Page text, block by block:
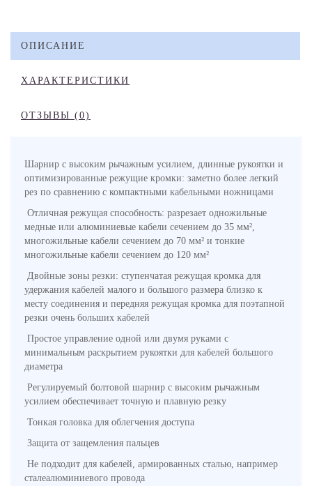
ОПИСАНИЕ
ХАРАКТЕРИСТИКИ
ОТЗЫВЫ (0)
Шарнир с высоким рычажным усилием, длинные рукоятки и
оптимизированные режущие кромки: заметно более легкий
рез по сравнению с компактными кабельными ножницами
Отличная режущая способность: разрезает одножильные
медные или алюминиевые кабели сечением до 35 мм²,
многожильные кабели сечением до 70 мм² и тонкие
многожильные кабели сечением до 120 мм²
Двойные зоны резки: ступенчатая режущая кромка для
удержания кабелей малого и большого размера близко к
месту соединения и передняя режущая кромка для поэтапной
резки очень больших кабелей
Простое управление одной или двумя руками с
минимальным раскрытием рукоятки для кабелей большого
диаметра
Регулируемый болтовой шарнир с высоким рычажным
усилием обеспечивает точную и плавную резку
Тонкая головка для облегчения доступа
Защита от защемления пальцев
Не подходит для кабелей, армированных сталью, например
сталеалюминиевого провода